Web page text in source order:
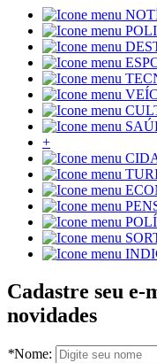
+
Cadastre seu e-
novidades
*Nome: